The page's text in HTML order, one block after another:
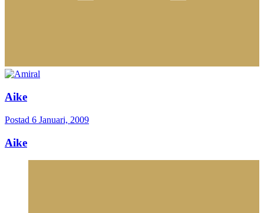
Aike
Postad 6 Januari, 2009
Aike